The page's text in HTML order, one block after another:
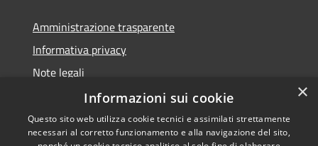
Amministrazione trasparente
Informativa privacy
Note legali
Dichiarazione di accessibilità
×
Informazioni sui cookie
Questo sito web utilizza cookie tecnici e assimilati strettamente
necessari al corretto funzionamento e alla navigazione del sito,